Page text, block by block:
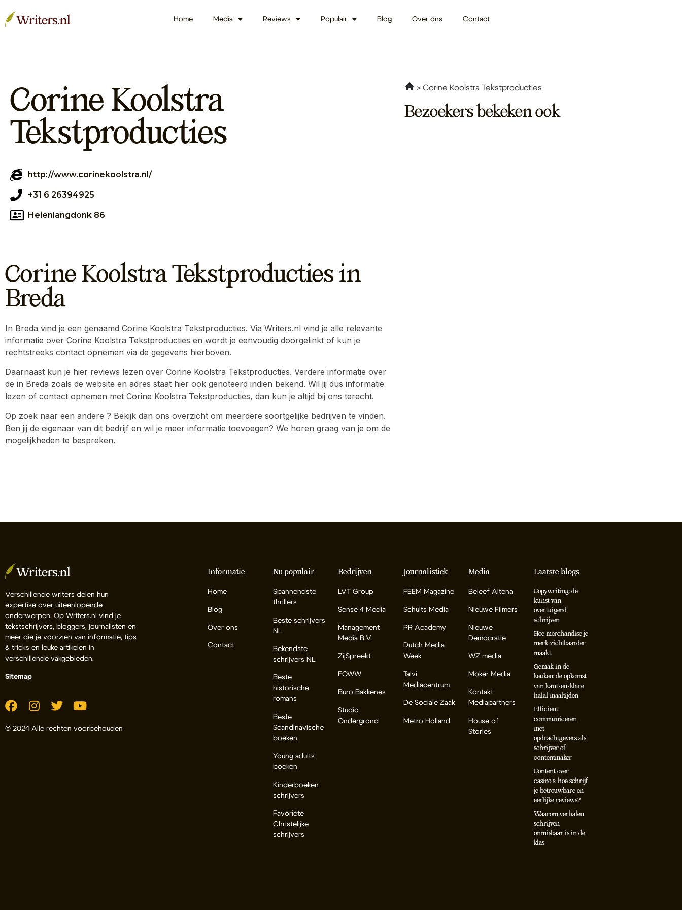
Home Media Reviews Populair Blog Over ons Contact
Corine Koolstra
Tekstproducties
http://www.corinekoolstra.nl/
+31 6 26394925
Heienlangdonk 86
Corine Koolstra Tekstproducties in
Breda
In Breda vind je een genaamd Corine Koolstra Tekstproducties. Via Writers.nl vind je alle relevante
informatie over Corine Koolstra Tekstproducties en wordt je eenvoudig doorgelinkt of kun je
rechtstreeks contact opnemen via de gegevens hierboven.
Daarnaast kun je hier reviews lezen over Corine Koolstra Tekstproducties. Verdere informatie over
de in Breda zoals de website en adres staat hier ook genoteerd indien bekend. Wil jij dus informatie
lezen of contact opnemen met Corine Koolstra Tekstproducties, dan kun je altijd bij ons terecht.
Op zoek naar een andere ? Bekijk dan ons overzicht om meerdere soortgelijke bedrijven te vinden.
Ben jij de eigenaar van dit bedrijf en wil je meer informatie toevoegen? We horen graag van je om de
mogelijkheden te bespreken.
Corine Koolstra Tekstproducties
Bezoekers bekeken ook
Verschillende writers delen hun
expertise over uiteenlopende
onderwerpen. Op Writers.nl vind je
tekstschrijvers, bloggers, journalisten en
meer die je voorzien van informatie, tips
& tricks en leuke artikelen in
verschillende vakgebieden.
Sitemap
© 2024 Alle rechten voorbehouden
Informatie
Home
Blog
Over ons
Contact
Nu populair
Spannendste
thrillers
Beste schrijvers
NL
Bekendste
schrijvers NL
Beste
historische
romans
Beste
Scandinavische
boeken
Young adults
boeken
Kinderboeken
schrijvers
Favoriete
Christelijke
schrijvers
Bedrijven
LVT Group
Sense 4 Media
Management
Media B.V.
ZijSpreekt
FOWW
Buro Bakkenes
Studio
Ondergrond
Journalistiek
FEEM Magazine
Schults Media
PR Academy
Dutch Media
Week
Talvi
Mediacentrum
De Sociale Zaak
Metro Holland
Media
Beleef Altena
Nieuwe Filmers
Nieuwe
Democratie
WZ media
Moker Media
Kontakt
Mediapartners
House of
Stories
Laatste blogs
Copywriting: de
kunst van
overtuigend
schrijven
Hoe merchandise je
merk zichtbaarder
maakt
Gemak in de
keuken: de opkomst
van kant-en-klare
halal maaltijden
Efficient
communiceren
met
opdrachtgevers als
schrijver of
contentmaker
Content over
casino’s: hoe schrijf
je betrouwbare en
eerlijke reviews?
Waarom verhalen
schrijven
onmisbaar is in de
klas